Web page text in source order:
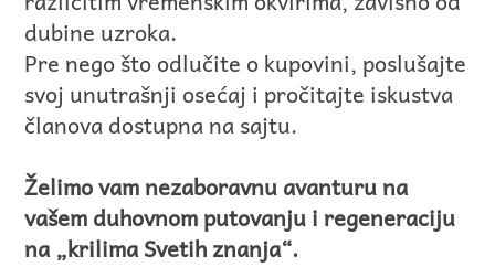
dubine uzroka.
Pre nego što odlučite o kupovini, poslušajte
svoj unutrašnji osećaj i pročitajte iskustva
članova dostupna na sajtu.
Želimo vam nezaboravnu avanturu na
vašem duhovnom putovanju i regeneraciju
na „krilima Svetih znanja“.